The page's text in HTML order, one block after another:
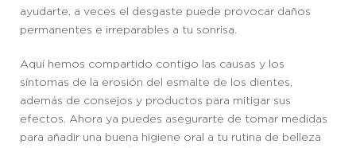
ayudarte, a veces el desgaste puede provocar daños
permanentes e irreparables a tu sonrisa.
Aquí hemos compartido contigo las causas y los
síntomas de la erosión del esmalte de los dientes,
además de consejos y productos para mitigar sus
efectos. Ahora ya puedes asegurarte de tomar medidas
para añadir una buena higiene oral a tu rutina de belleza